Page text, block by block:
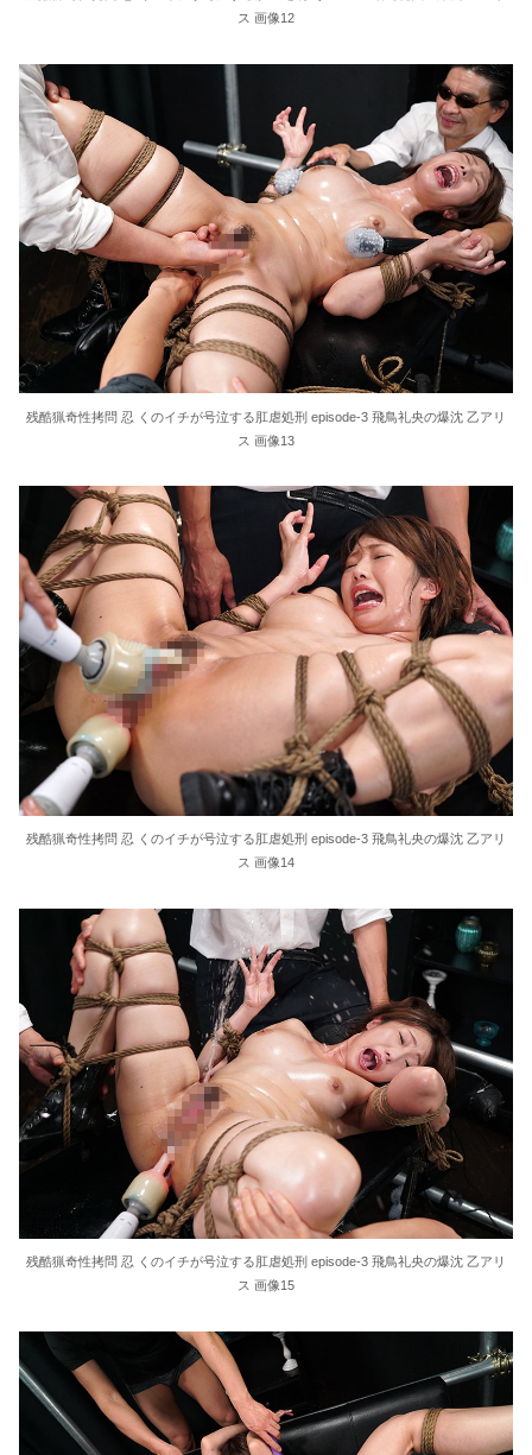
ス 画像12
残酷猟奇性拷問 忍 くのイチが号泣する肛虐処刑 episode-3 飛鳥礼央の爆沈 乙アリ
ス 画像13
残酷猟奇性拷問 忍 くのイチが号泣する肛虐処刑 episode-3 飛鳥礼央の爆沈 乙アリ
ス 画像14
残酷猟奇性拷問 忍 くのイチが号泣する肛虐処刑 episode-3 飛鳥礼央の爆沈 乙アリ
ス 画像15